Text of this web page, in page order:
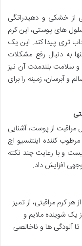
از خشکی و دهیدراتگی
های پوستی، این کرم
تری پیدا کند. این یک
به دنبال رفع مشکلات
سلامت بلندمدت آن نیز
و آبرسان، زمینه را برای
از پوست، آشنایی
کننده اینتنسیو اچ
و با رعایت چند نکته
افزایش داد.
هر کرم مراقبتی، از تمیز
شوینده ملایم و
آلودگی ها و ناخالصی